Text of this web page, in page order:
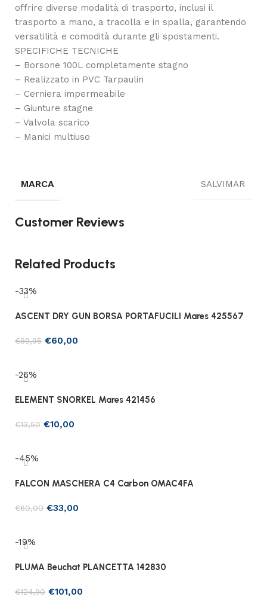
offrire diverse modalità di trasporto, inclusi il
trasporto a mano, a tracolla e in spalla, garantendo
versatilità e comodità durante gli spostamenti.
SPECIFICHE TECNICHE
– Borsone 100L completamente stagno
– Realizzato in PVC Tarpaulin
– Cerniera impermeabile
– Giunture stagne
– Valvola scarico
– Manici multiuso
MARCA SALVIMAR
Customer Reviews
Related Products
-33%
ASCENT DRY GUN BORSA PORTAFUCILI Mares 425567
€89,95 €60,00
-26%
ELEMENT SNORKEL Mares 421456
€13,50 €10,00
-45%
FALCON MASCHERA C4 Carbon OMAC4FA
€60,00 €33,00
-19%
PLUMA Beuchat PLANCETTA 142830
€124,90 €101,00